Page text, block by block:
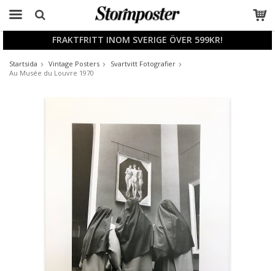
FRAKTFRITT INOM SVERIGE ÖVER 599KR!
Startsida Vintage Posters
Svartvitt Fotografier
Au Musée du Louvre 1970